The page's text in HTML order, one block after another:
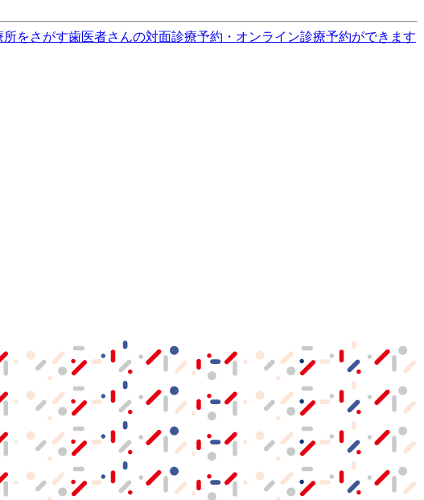
所をさがす歯医者さんの対面診療予約・オンライン診療予約ができます